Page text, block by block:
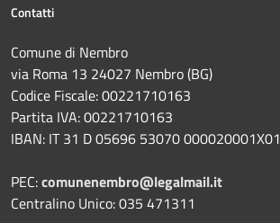
Contatti
Comune di Nembro
via Roma 13 24027 Nembro (BG)
Codice Fiscale: 00221710163
Partita IVA: 00221710163
IBAN: IT 31 D 05696 53070 000020001X01
PEC:comunenembro@legalmail.it
Centralino Unico: 035 471311